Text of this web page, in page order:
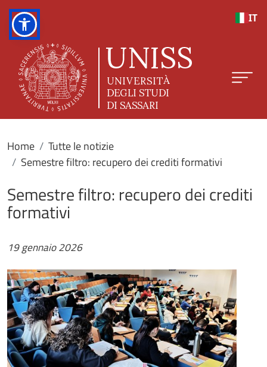
IT
Home
Tutte le notizie
Semestre filtro: recupero dei crediti formativi
Semestre filtro: recupero dei crediti
formativi
19 gennaio 2026